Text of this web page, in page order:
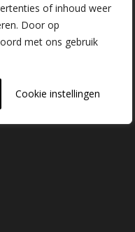
of inhoud weer
Door op
met ons gebruik
Cookie instellingen